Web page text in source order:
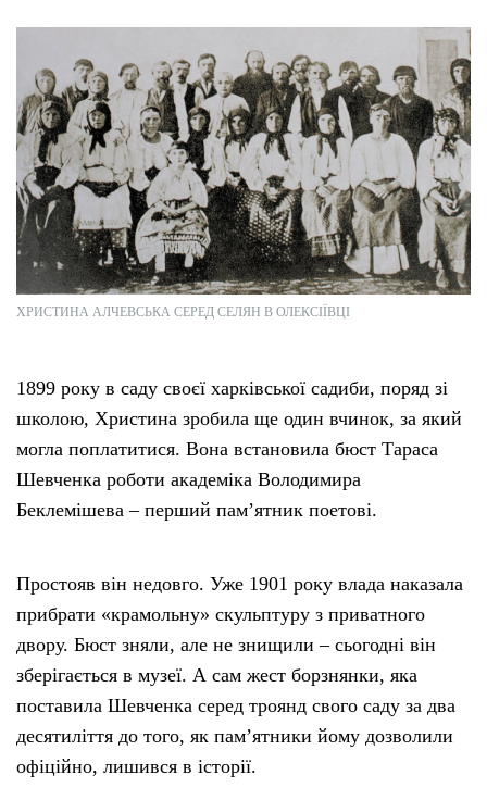
ХРИСТИНА АЛЧЕВСЬКА СЕРЕД СЕЛЯН В ОЛЕКСІЇВЦІ
1899 року в саду своєї харківської садиби, поряд зі
школою, Христина зробила ще один вчинок, за який
могла поплатитися. Вона встановила бюст Тараса
Шевченка роботи академіка Володимира
Беклемішева – перший памʼятник поетові.
Простояв він недовго. Уже 1901 року влада наказала
прибрати «крамольну» скульптуру з приватного
двору. Бюст зняли, але не знищили – сьогодні він
зберігається в музеї. А сам жест борзнянки, яка
поставила Шевченка серед троянд свого саду за два
десятиліття до того, як памʼятники йому дозволили
офіційно, лишився в історії.